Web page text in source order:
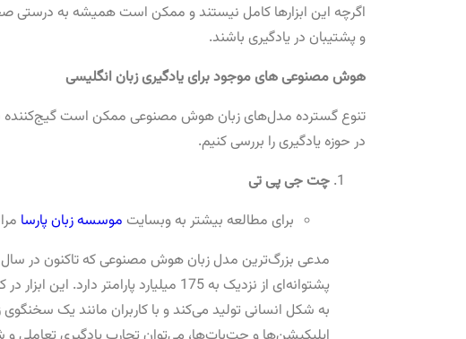
اگرچه این ابزارها کامل نیستند و ممکن است همیشه به درستی
و پشتیبان در یادگیری باشند.
هوش مصنوعی های موجود برای یادگیری زبان انگلیسی
تنوع گسترده مدل‌های زبان هوش مصنوعی ممکن است گیج‌کننده
در حوزه یادگیری را بررسی کنیم.
چت جی پی تی
برای مطالعه بیشتر به وبسایت موسسه زبان پارسا
پشتوانه‌ای از نزدیک به 175 میلیارد